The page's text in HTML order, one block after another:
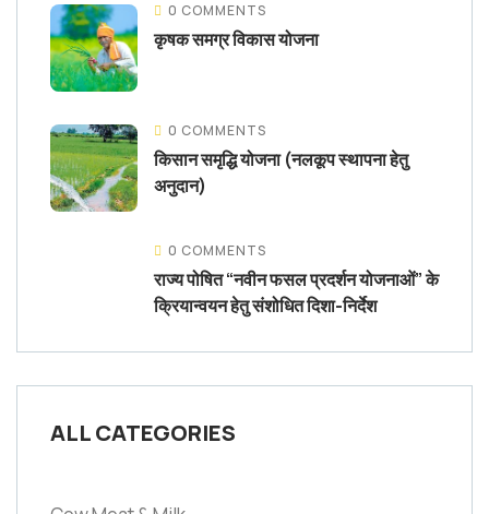
0 COMMENTS
कृषक समग्र विकास योजना
0 COMMENTS
किसान समृद्धि योजना (नलकूप स्थापना हेतु
अनुदान)
0 COMMENTS
राज्य पोषित “नवीन फसल प्रदर्शन योजनाओं” के
क्रियान्वयन हेतु संशोधित दिशा-निर्देश
ALL CATEGORIES